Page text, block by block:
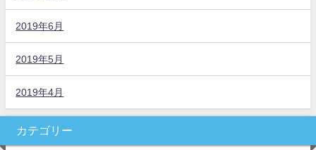
2019年6月
2019年5月
2019年4月
カテゴリー